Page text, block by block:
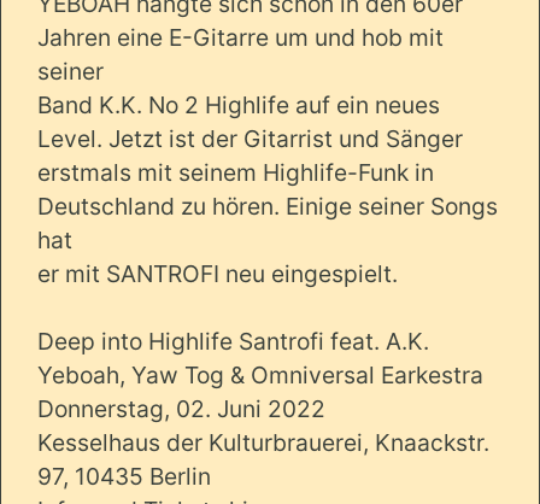
Jahren eine E-Gitarre um und hob mit
seiner
Band K.K. No 2 Highlife auf ein neues
Level. Jetzt ist der Gitarrist und Sänger
erstmals mit seinem Highlife-Funk in
Deutschland zu hören. Einige seiner Songs
hat
er mit SANTROFI neu eingespielt.
Deep into Highlife Santrofi feat. A.K.
Yeboah, Yaw Tog & Omniversal Earkestra
Donnerstag, 02. Juni 2022
Kesselhaus der Kulturbrauerei, Knaackstr.
97, 10435 Berlin